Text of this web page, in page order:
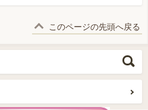
このページの先頭へ戻る